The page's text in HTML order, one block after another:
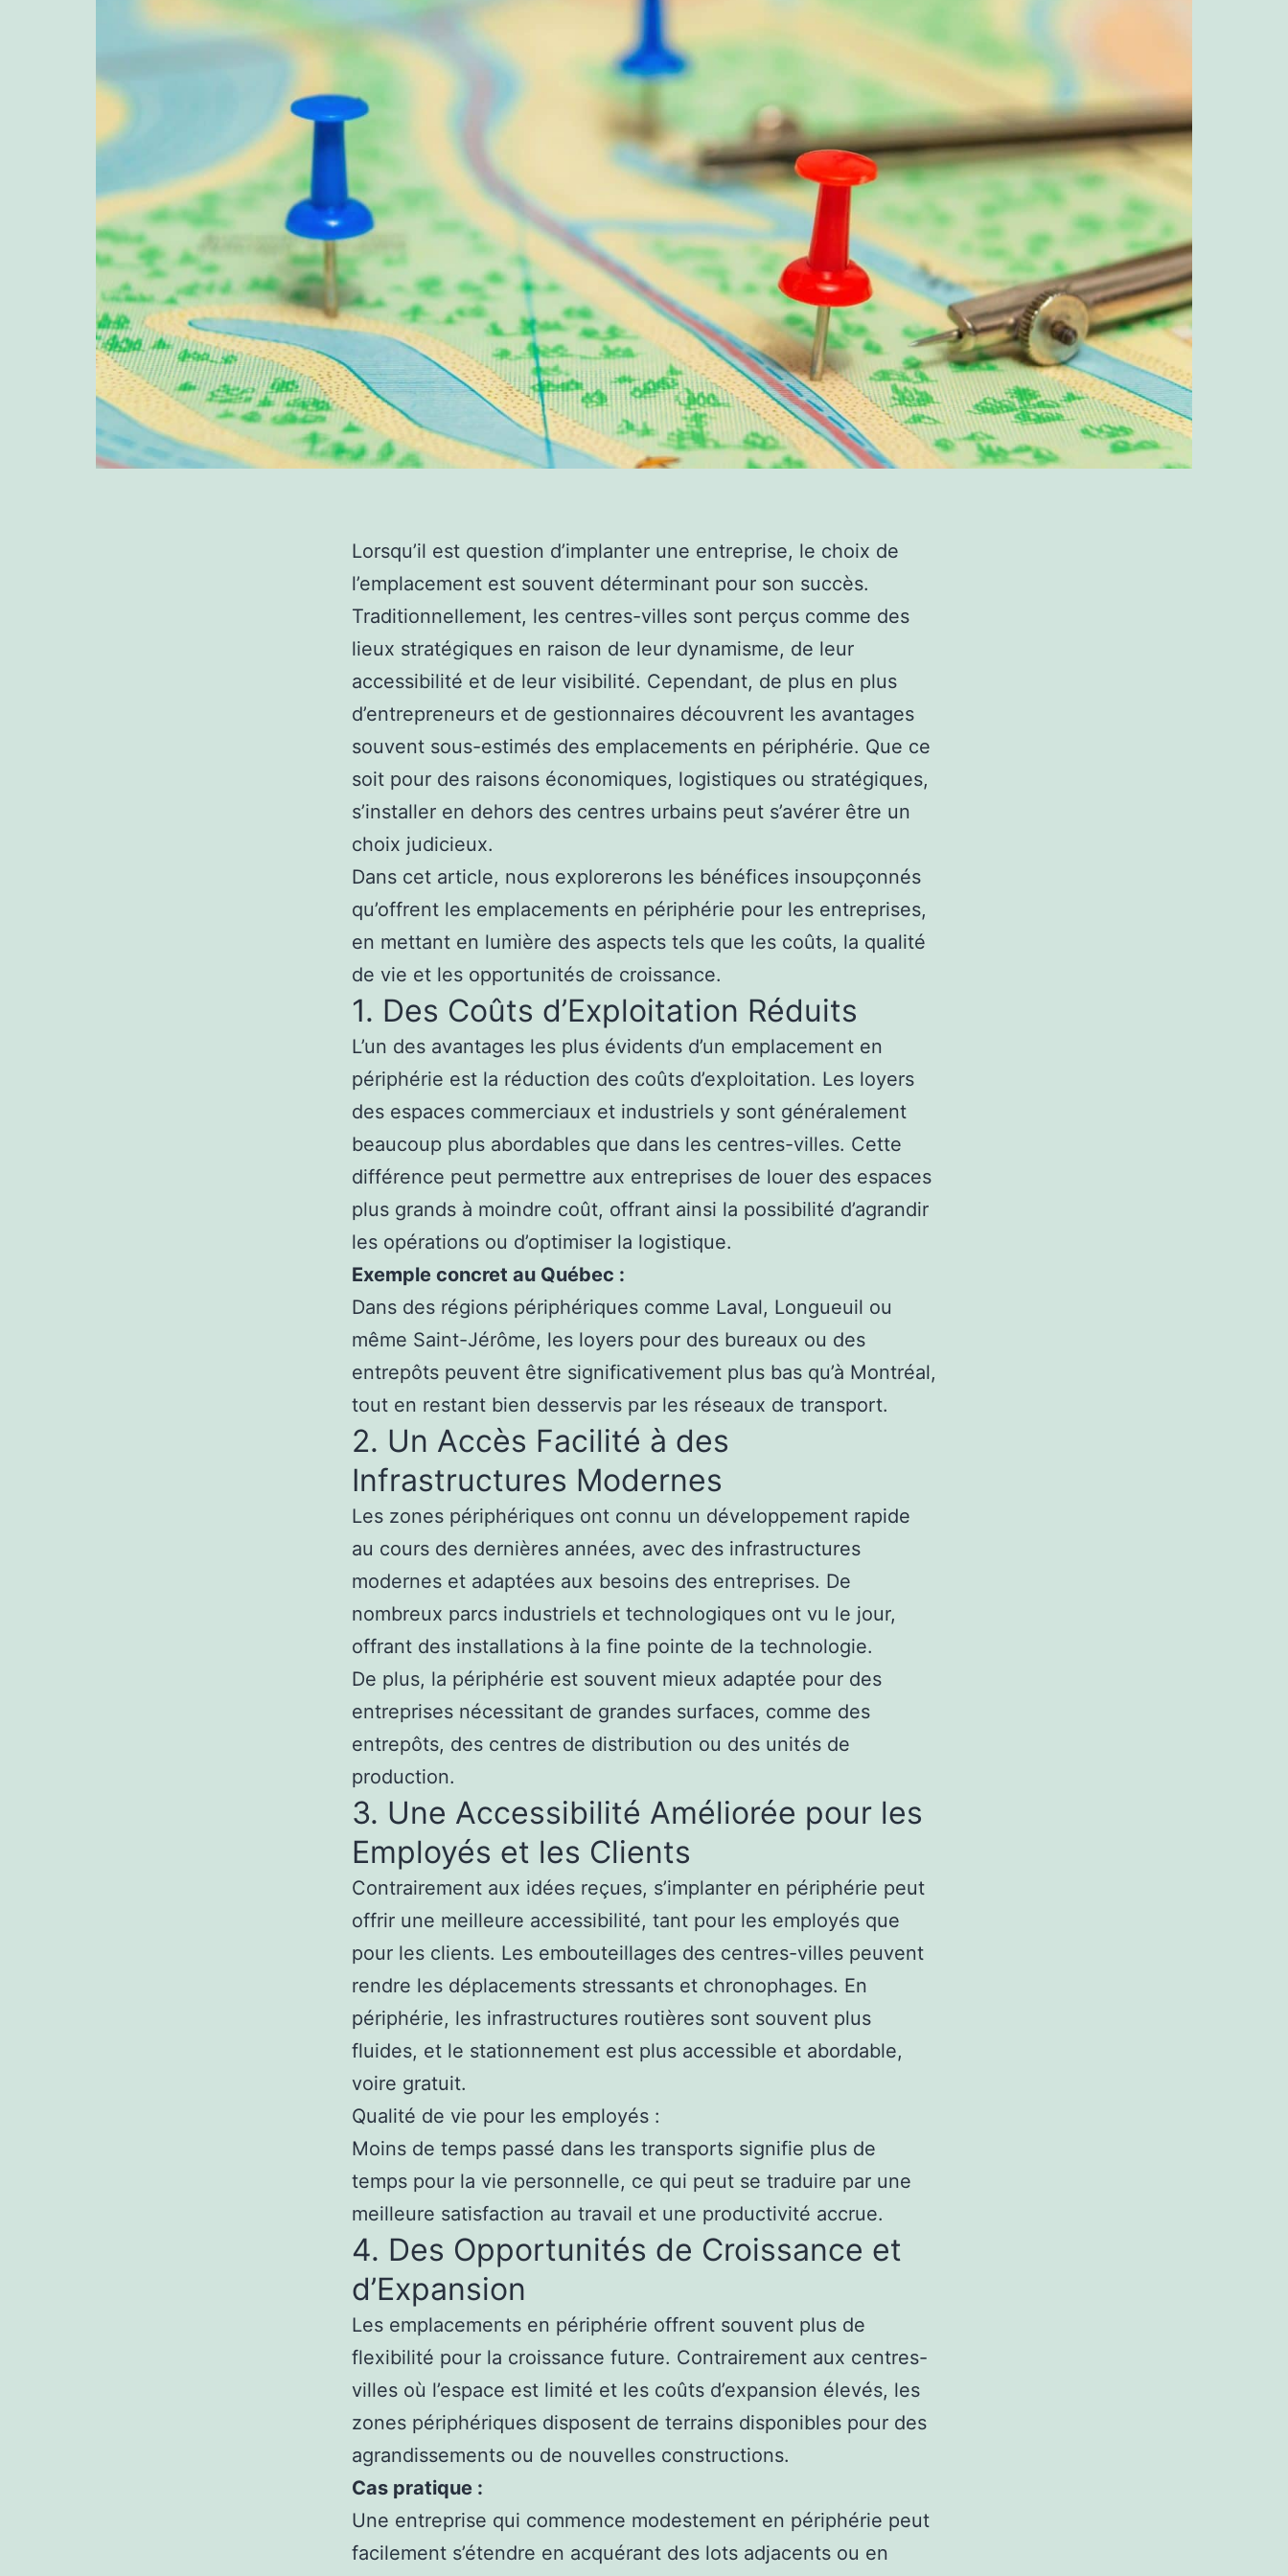
Lorsqu’il est question d’implanter une entreprise, le choix de
l’emplacement est souvent déterminant pour son succès.
Traditionnellement, les centres-villes sont perçus comme des
lieux stratégiques en raison de leur dynamisme, de leur
accessibilité et de leur visibilité. Cependant, de plus en plus
d’entrepreneurs et de gestionnaires découvrent les avantages
souvent sous-estimés des emplacements en périphérie. Que ce
soit pour des raisons économiques, logistiques ou stratégiques,
s’installer en dehors des centres urbains peut s’avérer être un
choix judicieux.
Dans cet article, nous explorerons les bénéfices insoupçonnés
qu’offrent les emplacements en périphérie pour les entreprises,
en mettant en lumière des aspects tels que les coûts, la qualité
de vie et les opportunités de croissance.
1. Des Coûts d’Exploitation Réduits
L’un des avantages les plus évidents d’un emplacement en
périphérie est la réduction des coûts d’exploitation. Les loyers
des espaces commerciaux et industriels y sont généralement
beaucoup plus abordables que dans les centres-villes. Cette
différence peut permettre aux entreprises de louer des espaces
plus grands à moindre coût, offrant ainsi la possibilité d’agrandir
les opérations ou d’optimiser la logistique.
Exemple concret au Québec :
Dans des régions périphériques comme Laval, Longueuil ou
même Saint-Jérôme, les loyers pour des bureaux ou des
entrepôts peuvent être significativement plus bas qu’à Montréal,
tout en restant bien desservis par les réseaux de transport.
2. Un Accès Facilité à des
Infrastructures Modernes
Les zones périphériques ont connu un développement rapide
au cours des dernières années, avec des infrastructures
modernes et adaptées aux besoins des entreprises. De
nombreux parcs industriels et technologiques ont vu le jour,
offrant des installations à la fine pointe de la technologie.
De plus, la périphérie est souvent mieux adaptée pour des
entreprises nécessitant de grandes surfaces, comme des
entrepôts, des centres de distribution ou des unités de
production.
3. Une Accessibilité Améliorée pour les
Employés et les Clients
Contrairement aux idées reçues, s’implanter en périphérie peut
offrir une meilleure accessibilité, tant pour les employés que
pour les clients. Les embouteillages des centres-villes peuvent
rendre les déplacements stressants et chronophages. En
périphérie, les infrastructures routières sont souvent plus
fluides, et le stationnement est plus accessible et abordable,
voire gratuit.
Qualité de vie pour les employés :
Moins de temps passé dans les transports signifie plus de
temps pour la vie personnelle, ce qui peut se traduire par une
meilleure satisfaction au travail et une productivité accrue.
4. Des Opportunités de Croissance et
d’Expansion
Les emplacements en périphérie offrent souvent plus de
flexibilité pour la croissance future. Contrairement aux centres-
villes où l’espace est limité et les coûts d’expansion élevés, les
zones périphériques disposent de terrains disponibles pour des
agrandissements ou de nouvelles constructions.
Cas pratique :
Une entreprise qui commence modestement en périphérie peut
facilement s’étendre en acquérant des lots adjacents ou en